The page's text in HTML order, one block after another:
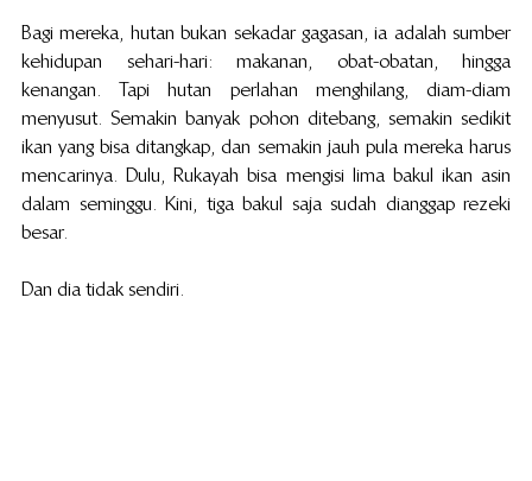
Bagi mereka, hutan bukan sekadar gagasan, ia adalah sumber
kehidupan sehari-hari: makanan, obat-obatan, hingga
kenangan. Tapi hutan perlahan menghilang, diam-diam
menyusut. Semakin banyak pohon ditebang, semakin sedikit
ikan yang bisa ditangkap, dan semakin jauh pula mereka harus
mencarinya. Dulu, Rukayah bisa mengisi lima bakul ikan asin
dalam seminggu. Kini, tiga bakul saja sudah dianggap rezeki
besar.
Dan dia tidak sendiri.